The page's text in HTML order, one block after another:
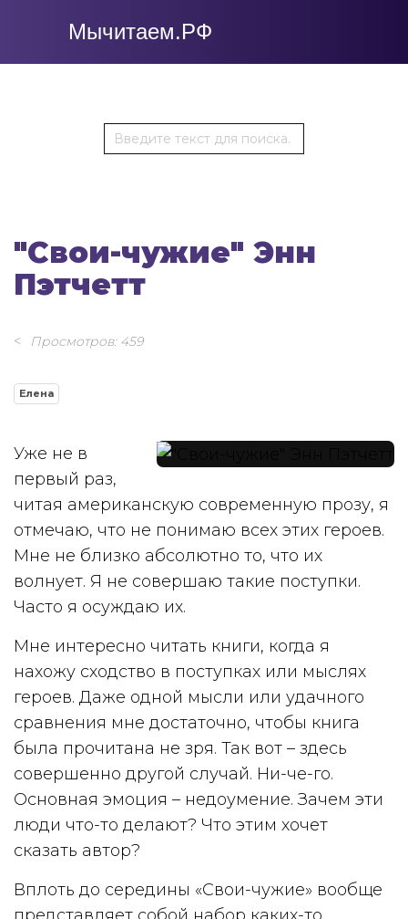
Мычитаем.РФ
"Свои-чужие" Энн
Пэтчетт
Просмотров: 459
Елена
Уже не в
первый раз,
читая американскую современную прозу, я
отмечаю, что не понимаю всех этих героев.
Мне не близко абсолютно то, что их
волнует. Я не совершаю такие поступки.
Часто я осуждаю их.
Мне интересно читать книги, когда я
нахожу сходство в поступках или мыслях
героев. Даже одной мысли или удачного
сравнения мне достаточно, чтобы книга
была прочитана не зря. Так вот – здесь
совершенно другой случай. Ни-че-го.
Основная эмоция – недоумение. Зачем эти
люди что-то делают? Что этим хочет
сказать автор?
Вплоть до середины «Свои-чужие» вообще